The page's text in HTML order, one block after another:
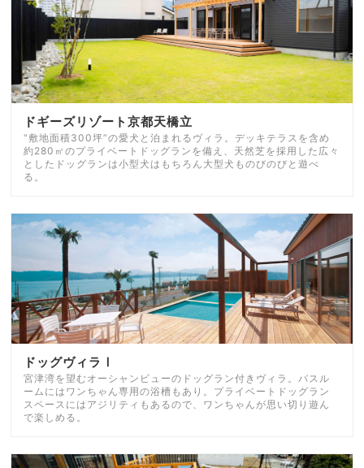
ドギーズリゾート京都天橋立
“敷地面積300坪”の愛犬と泊まれるヴィラ。デッキテラスを含め
約280㎡のプライベートドッグランを備え、天然芝を採用した広々
としたドッグランは小型犬はもちろん大型犬ものびのびと遊べ
る。
ドッグヴィラⅠ
宮津湾を望むオーシャンビューのドッグラン付きヴィラ。バスル
ームにはワンちゃん専用の浴槽もあり。プライベートドッグラン
スペースにはアジリティもあるので、ワンちゃんが思い切り遊ん
で楽しめる。